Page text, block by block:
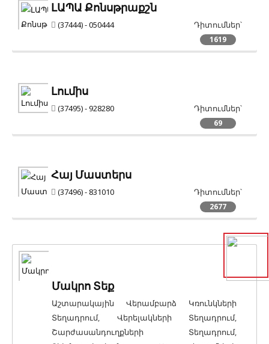
ԼԱՊԱ Քոնսթրաքշն
Դիտումներ՝
1619
(37444) - 050444
Լումիս
Դիտումներ՝
69
(37495) - 928280
Հայ Մաստերս
Դիտումներ՝
2677
(37496) - 831010
Մակրո Տեք
Աշտարակային Վերամբարձ Կռունկների
Տեղադրում, Վերելակների Տեղադրում,
Շարժասանդուղքների Տեղադրում,